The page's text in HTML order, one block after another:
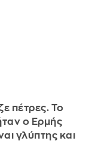
πέτρες. Το
ο Ερμής
γλύπτης και